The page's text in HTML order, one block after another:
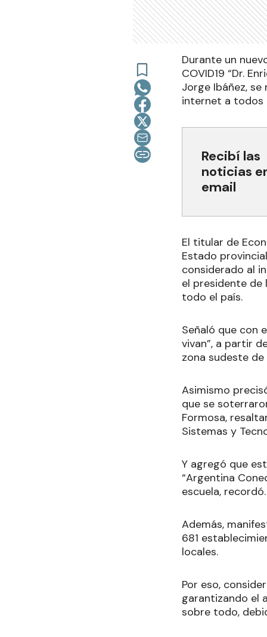
Durante un
COVID19 “Dr.
Jorge Ibáñez,
internet a
Recibí las
noticias
email
El titular de
Estado
considerado al
el presidente de
todo el país.
Señaló que con
vivan”, a partir
zona sudeste
Asimismo
que se
Formosa,
Sistemas y
Y agregó que
“Argentina
escuela,
Además,
681
locales.
Por eso,
garantizando el
sobre todo,